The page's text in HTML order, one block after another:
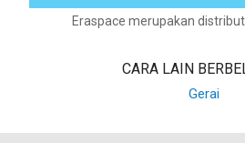
Eraspace merupakan
CARA LAIN
Gerai